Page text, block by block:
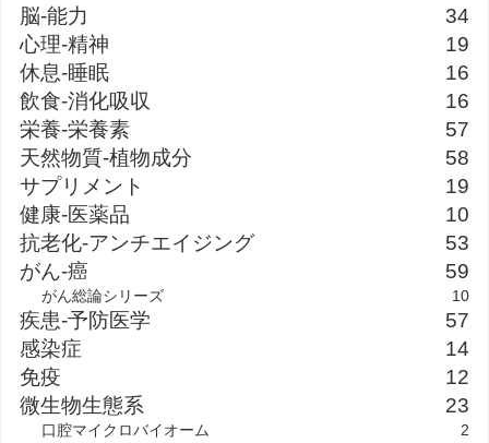
脳-能力
34
心理-精神
19
休息-睡眠
16
飲食-消化吸収
16
栄養-栄養素
57
天然物質-植物成分
58
サプリメント
19
健康-医薬品
10
抗老化-アンチエイジング
53
がん-癌
59
がん総論シリーズ 10
疾患-予防医学
57
感染症
14
免疫
12
微生物生態系
23
口腔マイクロバイオーム
2